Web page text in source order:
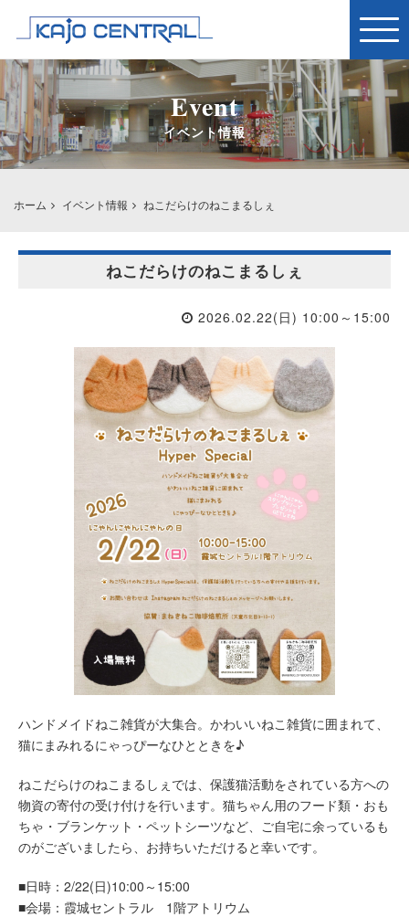
Event
イベント情報
ホーム イベント情報 ねこだらけのねこまるしぇ
ねこだらけのねこまるしぇ
2026.02.22(日) 10:00～15:00
ハンドメイドねこ雑貨が大集合。かわいいねこ雑貨に囲まれて、
猫にまみれるにゃっぴーなひとときを♪
ねこだらけのねこまるしぇでは、保護猫活動をされている方への
物資の寄付の受け付けを行います。猫ちゃん用のフード類・おも
ちゃ・ブランケット・ペットシーツなど、ご自宅に余っているも
のがございましたら、お持ちいただけると幸いです。
■日時：2/22(日)10:00～15:00
■会場：霞城セントラル 1階アトリウム